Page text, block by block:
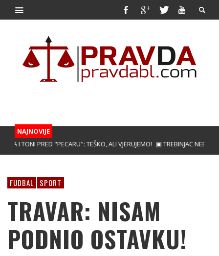
NAJNOVIJE
PRED "PECARU": TEŠKO, ALI VJERUJEMO! ▣ TREBINJAC NEBOJŠA
FUDBAL SPORT
TRAVAR: NISAM
PODNIO OSTAVKU!